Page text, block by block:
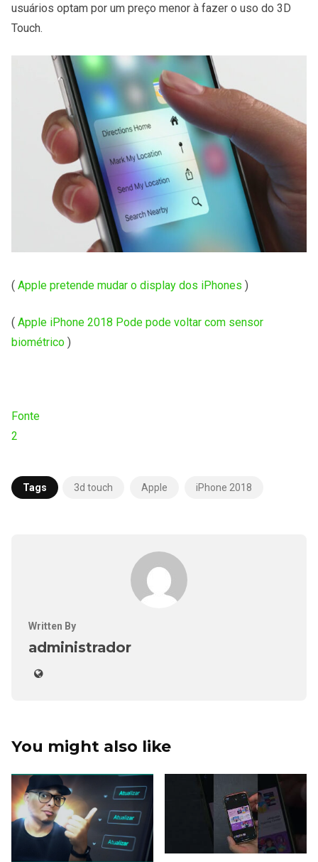
usuários optam por um preço menor à fazer o uso do 3D
Touch.
( Apple pretende mudar o display dos iPhones )
( Apple iPhone 2018 Pode pode voltar com sensor
biométrico )
Fonte
2
Tags 3d touch Apple iPhone 2018
Written By
administrador
You might also like